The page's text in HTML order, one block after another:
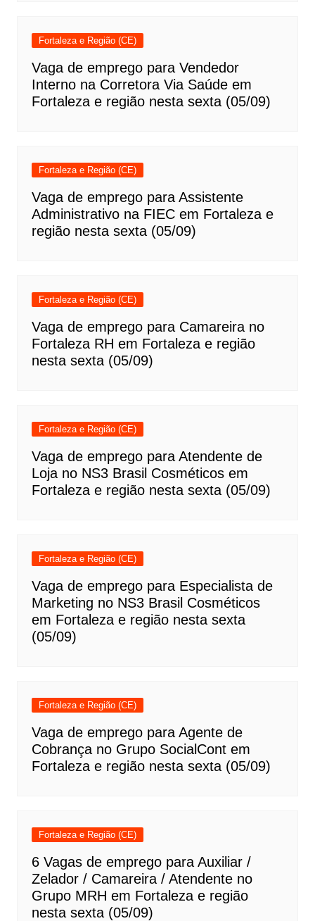
Fortaleza e Região (CE)
Vaga de emprego para Vendedor
Interno na Corretora Via Saúde em
Fortaleza e região nesta sexta (05/09)
Fortaleza e Região (CE)
Vaga de emprego para Assistente
Administrativo na FIEC em Fortaleza e
região nesta sexta (05/09)
Fortaleza e Região (CE)
Vaga de emprego para Camareira no
Fortaleza RH em Fortaleza e região
nesta sexta (05/09)
Fortaleza e Região (CE)
Vaga de emprego para Atendente de
Loja no NS3 Brasil Cosméticos em
Fortaleza e região nesta sexta (05/09)
Fortaleza e Região (CE)
Vaga de emprego para Especialista de
Marketing no NS3 Brasil Cosméticos
em Fortaleza e região nesta sexta
(05/09)
Fortaleza e Região (CE)
Vaga de emprego para Agente de
Cobrança no Grupo SocialCont em
Fortaleza e região nesta sexta (05/09)
Fortaleza e Região (CE)
6 Vagas de emprego para Auxiliar /
Zelador / Camareira / Atendente no
Grupo MRH em Fortaleza e região
nesta sexta (05/09)